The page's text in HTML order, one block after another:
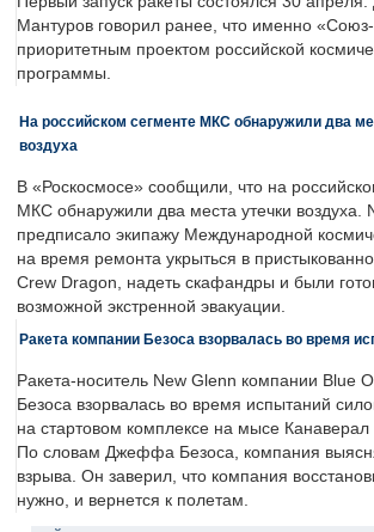
Мантуров говорил ранее, что именно «Союз-
приоритетным проектом российской
программы.
На российском сегменте МКС обнаружили два
воздуха
В «Роскосмосе» сообщили, что на
МКС обнаружили два места утечки воздуха.
предписало экипажу Международной
на время ремонта укрыться в
Crew Dragon, надеть скафандры и были
возможной экстренной эвакуации.
Ракета компании Безоса взорвалась во время
Ракета-носитель New Glenn компании Blue
Безоса взорвалась во время испытаний
на стартовом комплексе на мысе
По словам Джеффа Безоса, компания
взрыва. Он заверил, что компания
нужно, и вернется к полетам.